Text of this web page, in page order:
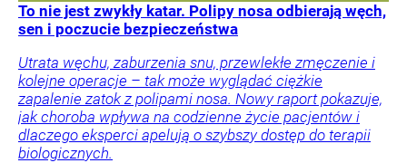
To nie jest zwykły katar. Polipy nosa odbierają węch,
sen i poczucie bezpieczeństwa
Utrata węchu, zaburzenia snu, przewlekłe zmęczenie i
kolejne operacje – tak może wyglądać ciężkie
zapalenie zatok z polipami nosa. Nowy raport pokazuje,
jak choroba wpływa na codzienne życie pacjentów i
dlaczego eksperci apelują o szybszy dostęp do terapii
biologicznych.